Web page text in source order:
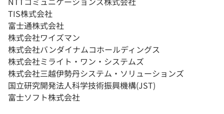
TIS株式会社
富士通株式会社
株式会社ワイズマン
株式会社バンダイナムコホールディングス
株式会社ミライト・ワン・システムズ
株式会社三越伊勢丹システム・ソリューションズ
国立研究開発法人科学技術振興機構(JST)
富士ソフト株式会社